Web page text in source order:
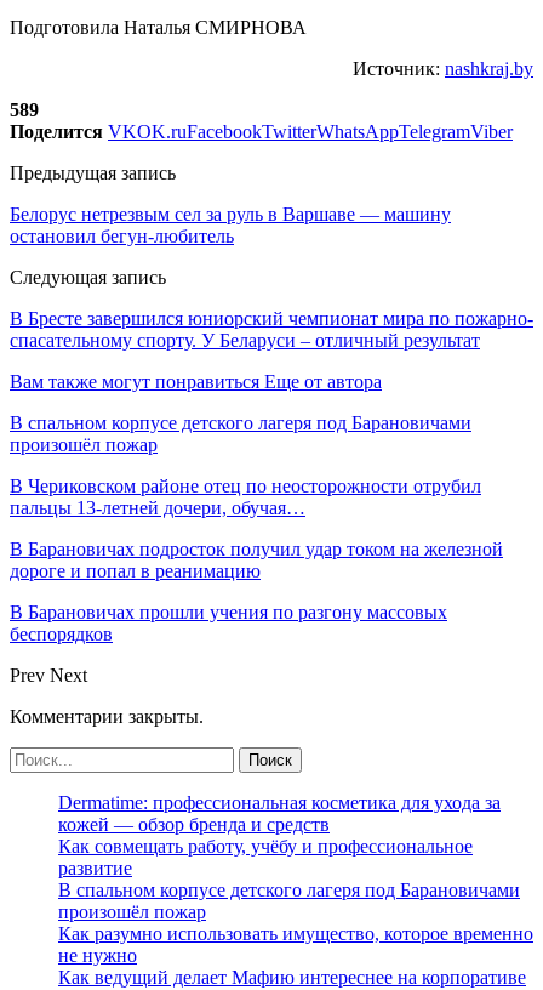
Подготовила Наталья СМИРНОВА
Источник: nashkraj.by
589
Поделится VKOK.ruFacebookTwitterWhatsAppTelegramViber
Предыдущая запись
Белорус нетрезвым сел за руль в Варшаве — машину
остановил бегун-любитель
Следующая запись
В Бресте завершился юниорский чемпионат мира по пожарно-
спасательному спорту. У Беларуси – отличный результат
Вам также могут понравиться Еще от автора
В спальном корпусе детского лагеря под Барановичами
произошёл пожар
В Чериковском районе отец по неосторожности отрубил
пальцы 13-летней дочери, обучая…
В Барановичах подросток получил удар током на железной
дороге и попал в реанимацию
В Барановичах прошли учения по разгону массовых
беспорядков
Prev Next
Комментарии закрыты.
Dermatime: профессиональная косметика для ухода за
кожей — обзор бренда и средств
Как совмещать работу, учёбу и профессиональное
развитие
В спальном корпусе детского лагеря под Барановичами
произошёл пожар
Как разумно использовать имущество, которое временно
не нужно
Как ведущий делает Мафию интереснее на корпоративе